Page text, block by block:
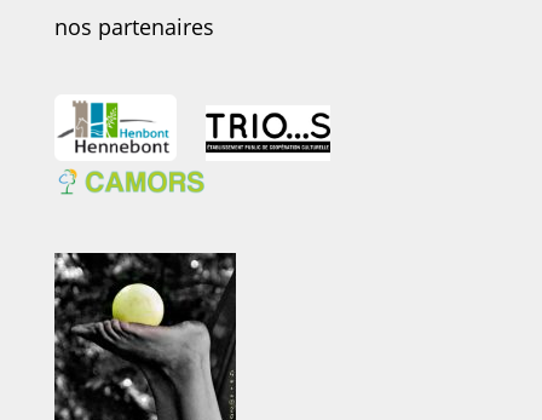
nos partenaires